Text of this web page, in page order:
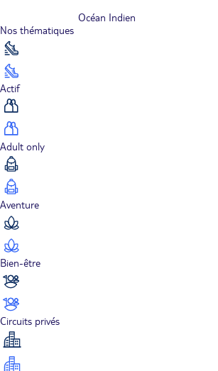
Océan Indien
Nos thématiques
Actif
Adult only
Aventure
Bien-être
Circuits privés